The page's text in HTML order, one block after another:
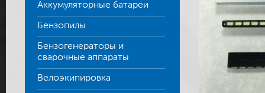
Аккумуляторные батареи
Бензопилы
Бензогенераторы и
сварочные аппараты
Велоэкипировка